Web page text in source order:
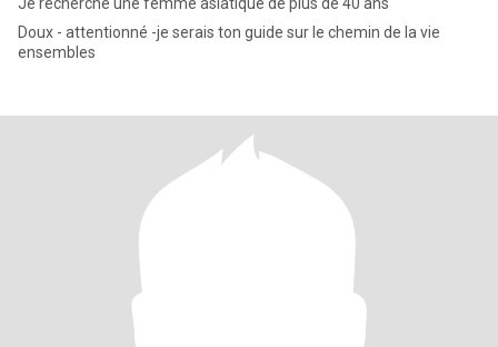
Doux - attentionné -je serais ton guide sur le chemin de la vie
ensembles